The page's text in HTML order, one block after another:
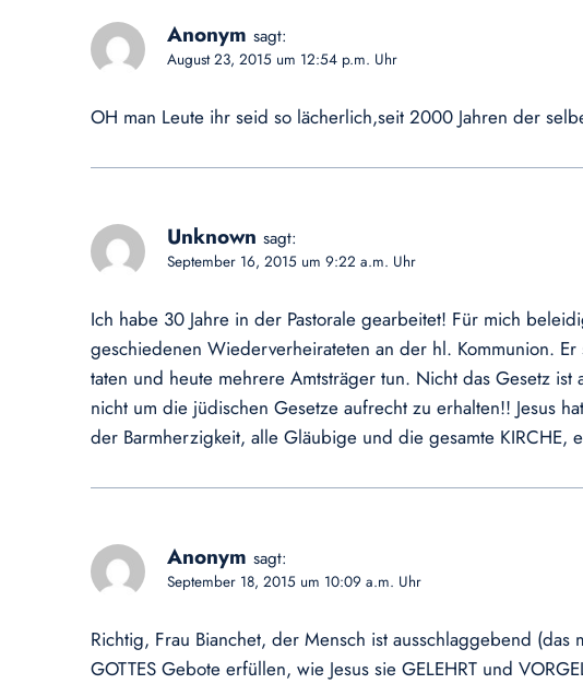
Anonym sagt:
August 23, 2015 um 12:54 p.m. Uhr
OH man Leute ihr seid so lächerlich,seit 2000 Jahren der
Unknown sagt:
September 16, 2015 um 9:22 a.m. Uhr
Ich habe 30 Jahre in der Pastorale gearbeitet! Für mich
geschiedenen Wiederverheirateten an der hl. Kommunion.
taten und heute mehrere Amtsträger tun. Nicht das Gesetz
nicht um die jüdischen Gesetze aufrecht zu erhalten!! Jesus
der Barmherzigkeit, alle Gläubige und die gesamte
Anonym sagt:
September 18, 2015 um 10:09 a.m. Uhr
Richtig, Frau Bianchet, der Mensch ist ausschlaggebend
GOTTES Gebote erfüllen, wie Jesus sie GELEHRT und